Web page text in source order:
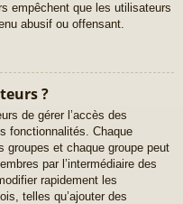
empêchent que les utilisateurs
abusif ou offensant.
?
de gérer l’accès des
fonctionnalités. Chaque
groupes et chaque groupe peut
par l’intermédiaire des
rapidement les
telles qu’ajouter des